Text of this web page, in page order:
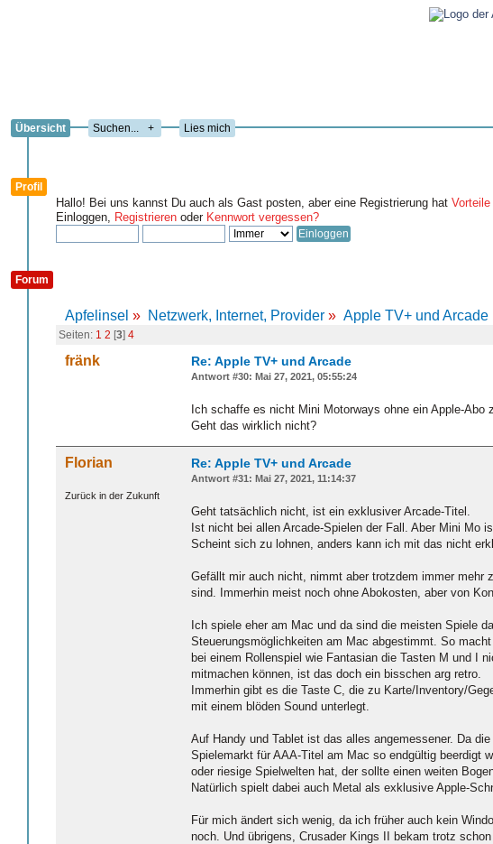
Übersicht + Lies mich
Profil
Hallo! Bei uns kannst Du auch als Gast posten, aber eine Registrierung hat Vorteile
Einloggen, Registrieren oder Kennwort vergessen?
Forum
Apfelinsel » Netzwerk, Internet, Provider » Apple TV+ und Arcade
Seiten: 1 2 [3] 4
fränk Re: Apple TV+ und Arcade
Antwort #30: Mai 27, 2021, 05:55:24
Ich schaffe es nicht Mini Motorways ohne ein Apple-Abo
Geht das wirklich nicht?
Florian
Zurück in der Zukunft
Re: Apple TV+ und Arcade
Antwort #31: Mai 27, 2021, 11:14:37
Geht tatsächlich nicht, ist ein exklusiver Arcade-Titel.
Ist nicht bei allen Arcade-Spielen der Fall. Aber Mini Mo
Scheint sich zu lohnen, anders kann ich mit das nicht
Gefällt mir auch nicht, nimmt aber trotzdem immer mehr
sind. Immerhin meist noch ohne Abokosten, aber von
Ich spiele eher am Mac und da sind die meisten Spiele
Steuerungsmöglichkeiten am Mac abgestimmt. So
bei einem Rollenspiel wie Fantasian die Tasten M und I
mitmachen können, ist das doch ein bisschen arg retro.
Immerhin gibt es die Taste C, die zu Karte/Inventory/
mit einem blöden Sound unterlegt.
Auf Handy und Tablet ist das alles angemessener. Da
Spielemarkt für AAA-Titel am Mac so endgültig beerdigt
oder riesige Spielwelten hat, der sollte einen weiten
Natürlich spielt dabei auch Metal als exklusive Apple-
Für mich ändert sich wenig, da ich früher auch kein
noch. Und übrigens, Crusader Kings II bekam trotz